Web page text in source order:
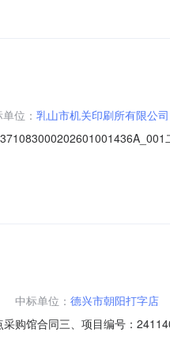
位： 乳山市机关印刷所有限公司
主要标的名称规格型号（或服
中标单位： 德兴市朝阳打字店
购馆合同三、项目编号：